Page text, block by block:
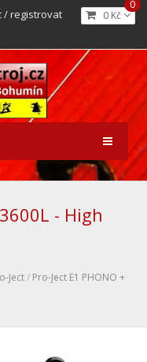
0 Kč
0
/ registrovat
- High
Ject/ Pro-Ject E1 PHONO +